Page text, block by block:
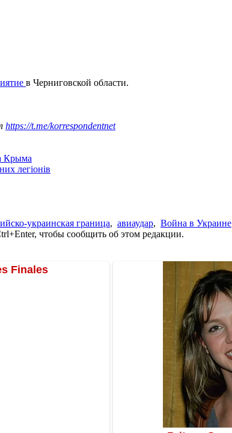
в Черниговской области.
https://t.me/korrespondentnet
Крыма
легіонів
украинская граница, авиаудар, Война в Украине
чтобы сообщить об этом редакции.